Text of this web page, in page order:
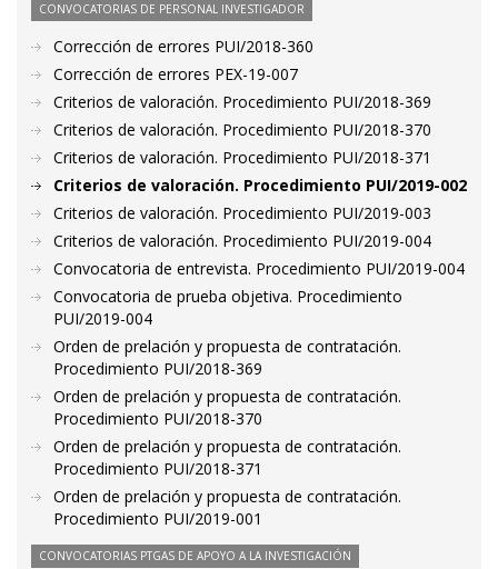
CONVOCATORIAS DE PERSONAL INVESTIGADOR
Corrección de errores PUI/2018-360
Corrección de errores PEX-19-007
Criterios de valoración. Procedimiento PUI/2018-369
Criterios de valoración. Procedimiento PUI/2018-370
Criterios de valoración. Procedimiento PUI/2018-371
Criterios de valoración. Procedimiento PUI/2019-002
Criterios de valoración. Procedimiento PUI/2019-003
Criterios de valoración. Procedimiento PUI/2019-004
Convocatoria de entrevista. Procedimiento PUI/2019-004
Convocatoria de prueba objetiva. Procedimiento
PUI/2019-004
Orden de prelación y propuesta de contratación.
Procedimiento PUI/2018-369
Orden de prelación y propuesta de contratación.
Procedimiento PUI/2018-370
Orden de prelación y propuesta de contratación.
Procedimiento PUI/2018-371
Orden de prelación y propuesta de contratación.
Procedimiento PUI/2019-001
CONVOCATORIAS PTGAS DE APOYO A LA INVESTIGACIÓN